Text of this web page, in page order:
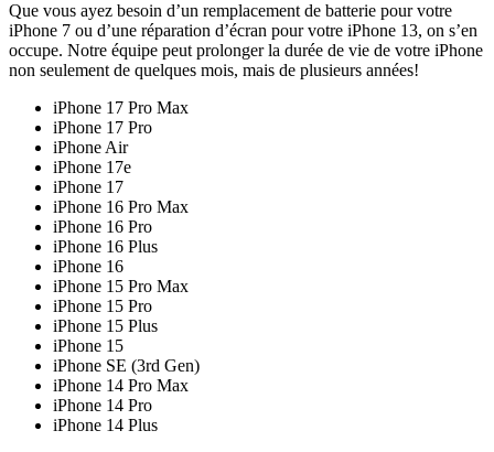
Que vous ayez besoin d’un remplacement de batterie pour votre
iPhone 7 ou d’une réparation d’écran pour votre iPhone 13, on s’en
occupe. Notre équipe peut prolonger la durée de vie de votre iPhone
non seulement de quelques mois, mais de plusieurs années!
iPhone 17 Pro Max
iPhone 17 Pro
iPhone Air
iPhone 17e
iPhone 17
iPhone 16 Pro Max
iPhone 16 Pro
iPhone 16 Plus
iPhone 16
iPhone 15 Pro Max
iPhone 15 Pro
iPhone 15 Plus
iPhone 15
iPhone SE (3rd Gen)
iPhone 14 Pro Max
iPhone 14 Pro
iPhone 14 Plus